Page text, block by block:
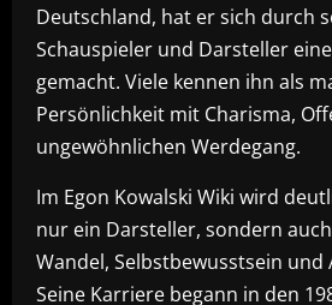
Deutschland, hat er sich durch
Schauspieler und Darsteller
gemacht. Viele kennen ihn als
Persönlichkeit mit Charisma,
ungewöhnlichen Werdegang.
Im Egon Kowalski Wiki wird
nur ein Darsteller, sondern
Wandel, Selbstbewusstsein
Seine Karriere begann in den